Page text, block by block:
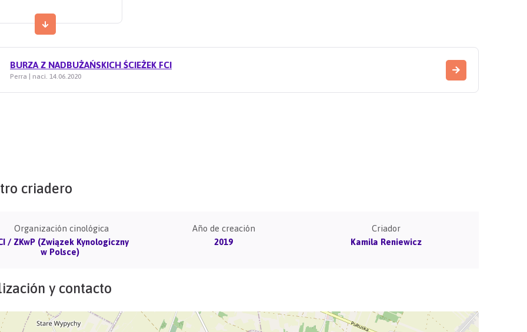
BURZA Z NADBUŻAŃSKICH ŚCIEŻEK FCI
Perra | naci. 14.06.2020
criadero
Organización cinológica
/ ZKwP (Związek Kynologiczny
w Polsce)
Año de creación
2019
Criador
Kamila Reniewicz
y contacto